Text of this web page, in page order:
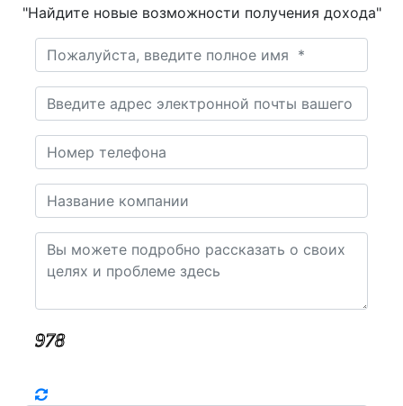
"Найдите новые возможности получения дохода"